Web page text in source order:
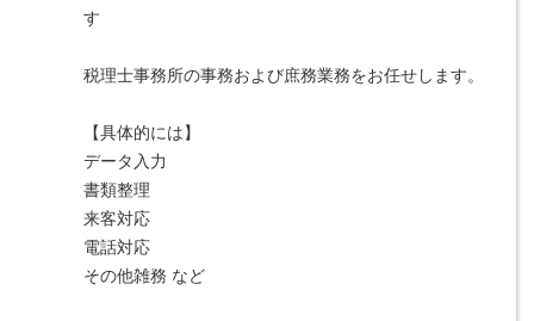
す
税理士事務所の事務および庶務業務をお任せします。
【具体的には】
データ入力
書類整理
来客対応
電話対応
その他雑務 など